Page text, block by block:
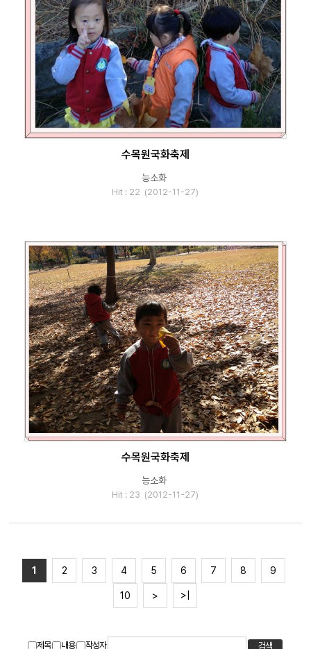
수목원국화축제
능소화
Hit : 22 (2012-11-27)
수목원국화축제
능소화
Hit : 23 (2012-11-27)
1 2 3 4 5 6 7 8 9
10 > >|
제목 내용 작성자 검색